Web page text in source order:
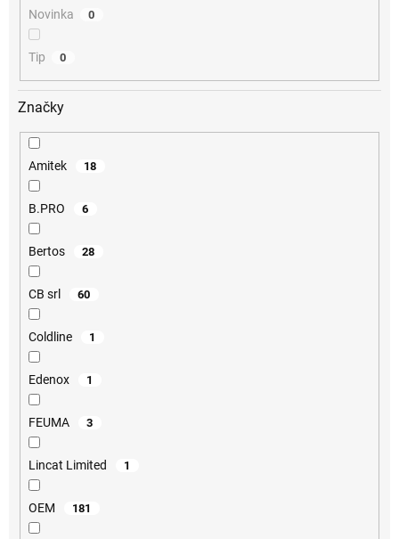
Novinka 0
Tip 0
Značky
Amitek 18
B.PRO 6
Bertos 28
CB srl 60
Coldline 1
Edenox 1
FEUMA 3
Lincat Limited 1
OEM 181